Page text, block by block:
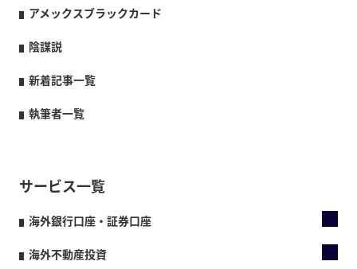
アメックスブラックカード
陰謀説
新着記事一覧
執筆者一覧
サービス一覧
海外銀行口座・証券口座
海外不動産投資